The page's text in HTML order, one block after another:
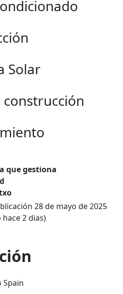
Solar
que gestiona
28 de mayo de 2025
2 dias)
Spain